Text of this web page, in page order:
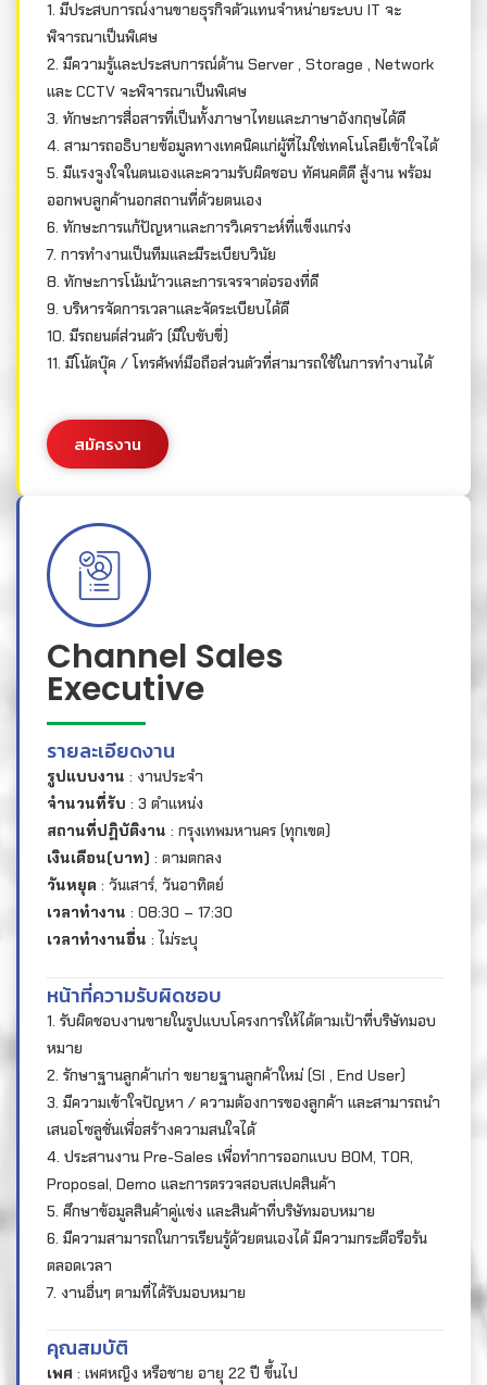
1. มีประสบการณ์งานขายธุรกิจตัวแทนจำหน่ายระบบ IT จะ
พิจารณาเป็นพิเศษ
2. มีความรู้และประสบการณ์ด้าน Server , Storage , Network
และ CCTV จะพิจารณาเป็นพิเศษ
3. ทักษะการสื่อสารที่เป็นทั้งภาษาไทยและภาษาอังกฤษได้ดี
4. สามารถอธิบายข้อมูลทางเทคนิคแก่ผู้ที่ไม่ใช่เทคโนโลยีเข้าใจได้
5. มีแรงจูงใจในตนเองและความรับผิดชอบ ทัศนคติดี สู้งาน พร้อม
ออกพบลูกค้านอกสถานที่ด้วยตนเอง
6. ทักษะการแก้ปัญหาและการวิเคราะห์ที่แข็งแกร่ง
7. การทำงานเป็นทีมและมีระเบียบวินัย
8. ทักษะการโน้มน้าวและการเจรจาต่อรองที่ดี
9. บริหารจัดการเวลาและจัดระเบียบได้ดี
10. มีรถยนต์ส่วนตัว (มีใบขับขี่)
11. มีโน้ตบุ๊ค / โทรศัพท์มือถือส่วนตัวที่สามารถใช้ในการทำงานได้
สมัครงาน
Channel Sales
Executive
รายละเอียดงาน
รูปแบบงาน : งานประจำ
จำนวนที่รับ : 3 ตำแหน่ง
สถานที่ปฏิบัติงาน : กรุงเทพมหานคร (ทุกเขต)
เงินเดือน(บาท) : ตามตกลง
วันหยุด : วันเสาร์, วันอาทิตย์
เวลาทำงาน : 08:30 – 17:30
เวลาทำงานอื่น : ไม่ระบุ
หน้าที่ความรับผิดชอบ
1. รับผิดชอบงานขายในรูปแบบโครงการให้ได้ตามเป้าที่บริษัทมอบ
หมาย
2. รักษาฐานลูกค้าเก่า ขยายฐานลูกค้าใหม่ (SI , End User)
3. มีความเข้าใจปัญหา / ความต้องการของลูกค้า และสามารถนำ
เสนอโซลูชั่นเพื่อสร้างความสนใจได้
4. ประสานงาน Pre-Sales เพื่อทำการออกแบบ BOM, TOR,
Proposal, Demo และการตรวจสอบสเปคสินค้า
5. ศึกษาข้อมูลสินค้าคู่แข่ง และสินค้าที่บริษัทมอบหมาย
6. มีความสามารถในการเรียนรู้ด้วยตนเองได้ มีความกระตือรือร้น
ตลอดเวลา
7. งานอื่นๆ ตามที่ได้รับมอบหมาย
คุณสมบัติ
เพศ : เพศหญิง หรือชาย อายุ 22 ปี ขึ้นไป